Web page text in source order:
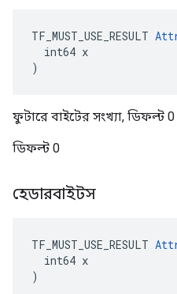
TF_MUST_USE_RESULT
  int64 x
)
ফুটারে বাইটের সংখ্যা, ডিফল্ট
ডিফল্ট 0
হেডারবাইটস
TF_MUST_USE_RESULT
  int64 x
)